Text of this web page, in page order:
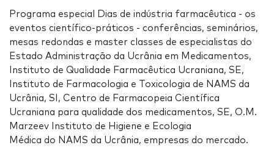
Programa especial Dias de indústria farmacêutica - os
eventos científico-práticos - conferências, seminários,
mesas redondas e master classes de especialistas do
Estado Administração da Ucrânia em Medicamentos,
Instituto de Qualidade Farmacêutica Ucraniana, SE,
Instituto de Farmacologia e Toxicologia de NAMS da
Ucrânia, SI, Centro de Farmacopeia Científica
Ucraniana para qualidade dos medicamentos, SE, O.M.
Marzeev Instituto de Higiene e Ecologia
Médica do NAMS da Ucrânia, empresas do mercado.